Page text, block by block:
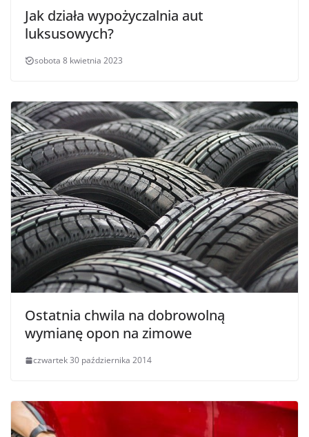
Jak działa wypożyczalnia aut
luksusowych?
sobota 8 kwietnia 2023
Ostatnia chwila na dobrowolną
wymianę opon na zimowe
czwartek 30 października 2014